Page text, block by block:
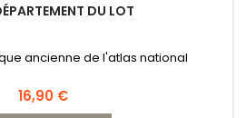
DU LOT
ancienne de l'atlas national
Prix
16,90 €